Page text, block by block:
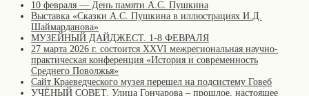
10 февраля — День памяти А.С. Пушкина
Выставка «Сказки А.С. Пушкина в иллюстрациях И.Д.
Шаймарданова»
МУЗЕЙНЫЙ ДАЙДЖЕСТ. 1-8 ФЕВРАЛЯ
27 марта 2026 г. состоится XXVI межрегиональная научно-
практическая конференция «История и современность
Среднего Поволжья»
Сайт Краеведческого музея перешел на подсистему Говеб
УЧЁНЫЙ СОВЕТ. Улица Гончарова – прошлое, настоящее